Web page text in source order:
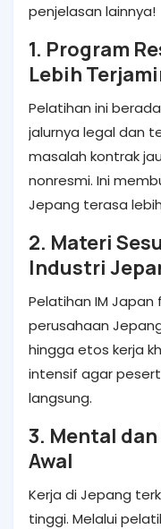
penjelasan lainnya!
1. Program
Lebih
Pelatihan ini
jalurnya legal dan
masalah kontrak
nonresmi. Ini
Jepang terasa
2. Materi
Industri
Pelatihan IM
perusahaan
hingga etos kerja
intensif agar
langsung.
3. Mental
Awal
Kerja di Jepang
tinggi. Melalui